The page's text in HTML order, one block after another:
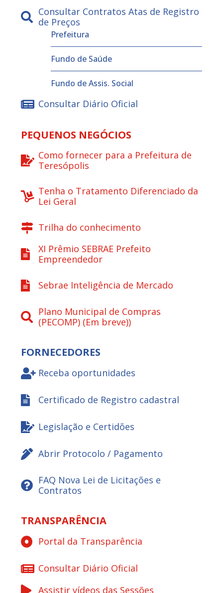
Consultar Contratos Atas de Registro
de Preços
Prefeitura
Fundo de Saúde
Fundo de Assis. Social
Consultar Diário Oficial
PEQUENOS NEGÓCIOS
Como fornecer para a Prefeitura de
Teresópolis
Tenha o Tratamento Diferenciado da
Lei Geral
Trilha do conhecimento
XI Prêmio SEBRAE Prefeito
Empreendedor
Sebrae Inteligência de Mercado
Plano Municipal de Compras
(PECOMP) (Em breve))
FORNECEDORES
Receba oportunidades
Certificado de Registro cadastral
Legislação e Certidões
Abrir Protocolo / Pagamento
FAQ Nova Lei de Licitações e
Contratos
TRANSPARÊNCIA
Portal da Transparência
Consultar Diário Oficial
Assistir vídeos das Sessões